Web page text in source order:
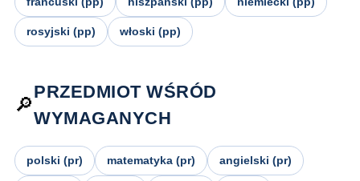
rosyjski (pp) włoski (pp)
🔎
PRZEDMIOT WŚRÓD
WYMAGANYCH
polski (pr) matematyka (pr) angielski (pr)